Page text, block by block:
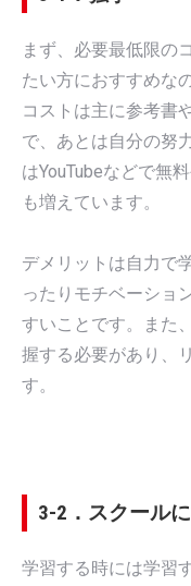
まず、必要最低限の
たい方におすすめな
コストは主に参考書
で、あとは自分の努
はYouTubeなどで無
も増えています。
デメリットは自力で
ったりモチベーショ
すいことです。また
握する必要があり、
す。
3-2．スクール
学習する時には学習